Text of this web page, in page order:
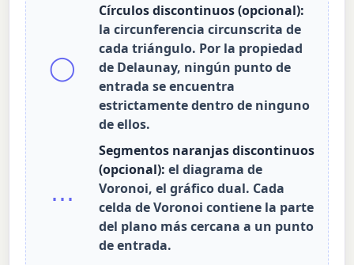
◯
Círculos discontinuos (opcional):
la circunferencia circunscrita de
cada triángulo. Por la propiedad
de Delaunay, ningún punto de
entrada se encuentra
estrictamente dentro de ninguno
de ellos.
⋯
Segmentos naranjas discontinuos
(opcional): el diagrama de
Voronoi, el gráfico dual. Cada
celda de Voronoi contiene la parte
del plano más cercana a un punto
de entrada.